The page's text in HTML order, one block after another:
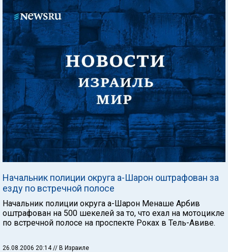
Начальник полиции округа а-Шарон оштрафован за
езду по встречной полосе
Начальник полиции округа a-Шарон Менаше Арбив
оштрафован на 500 шекелей за то, что ехал на мотоцикле
по встречной полосе на проспекте Роках в Тель-Авиве.
26.08.2006 20:14// В Израиле